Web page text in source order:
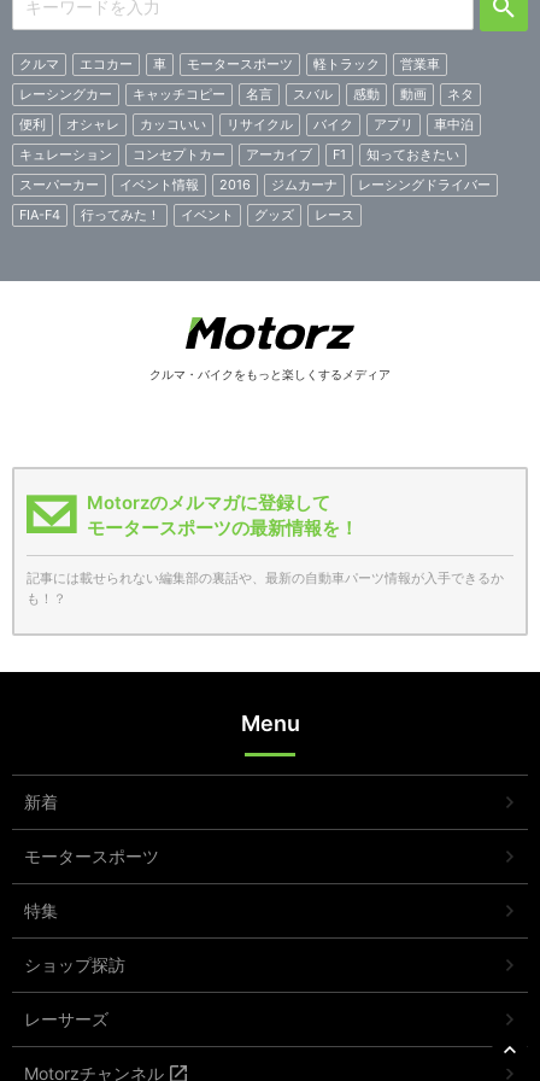
クルマ エコカー 車 モータースポーツ 軽トラック
営業車
レーシングカー
キャッチコピー 名言 スバル 感動 動画
ネタ
便利
オシャレ カッコいい リサイクル バイク アプリ
車中泊
キュレーション
コンセプトカー アーカイブ F1
知っておきたい
スーパーカー
イベント情報 2016 ジムカーナ
レーシングドライバー
FIA-F4
行ってみた！ イベント グッズ レース
クルマ・バイクをもっと楽しくするメディア
Motorzのメルマガに登録して
モータースポーツの最新情報を！
記事には載せられない編集部の裏話や、最新の自動車パーツ情報が入手できるか
も！？
Menu
新着
モータースポーツ
特集
ショップ探訪
レーサーズ
Motorzチャンネル